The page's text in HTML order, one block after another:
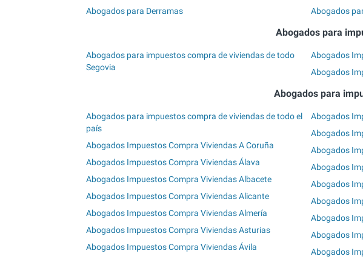
Abogados para Derramas
Abogados
Abogados para
Abogados para impuestos compra de viviendas de todo
Segovia
Abogados
Abogados
Abogados para
Abogados para impuestos compra de viviendas de todo el
país
Abogados Impuestos Compra Viviendas A Coruña
Abogados Impuestos Compra Viviendas Álava
Abogados Impuestos Compra Viviendas Albacete
Abogados Impuestos Compra Viviendas Alicante
Abogados Impuestos Compra Viviendas Almería
Abogados Impuestos Compra Viviendas Asturias
Abogados Impuestos Compra Viviendas Ávila
Abogados
Abogados
Abogados
Abogados
Abogados
Abogados
Abogados
Abogados
Abogados